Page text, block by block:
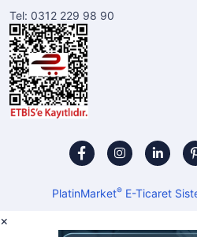
Tel: 0312 229 98 90
PlatinMarket®E-Ticaret
×